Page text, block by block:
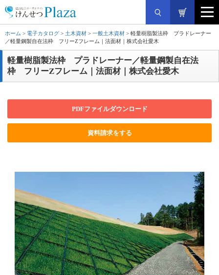
ホーム > 電子カタログ > 土木資材 > 一般土木資材 > 軽量樹脂製法枠 プラドレーナー
／軽量鋼製自在法枠 フリーZフレーム｜法面材｜株式会社愛木
軽量樹脂製法枠 プラドレーナー／軽量鋼製自在法
枠 フリーZフレーム｜法面材｜株式会社愛木
PDFファイルダウンロード
資料請求をする